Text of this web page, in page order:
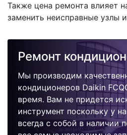
Также цена ремонта влияет
заменить неисправные узлы
Ремонт
Мы производим
кондиционеров Daikin
время. Вам не придется
инструмент поскольку у
всегда с собой в наличии